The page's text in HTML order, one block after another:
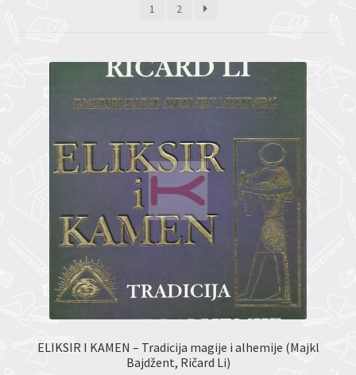
1 2
ELIKSIR I KAMEN – Tradicija magije i alhemije (Majkl
Bajdžent, Ričard Li)